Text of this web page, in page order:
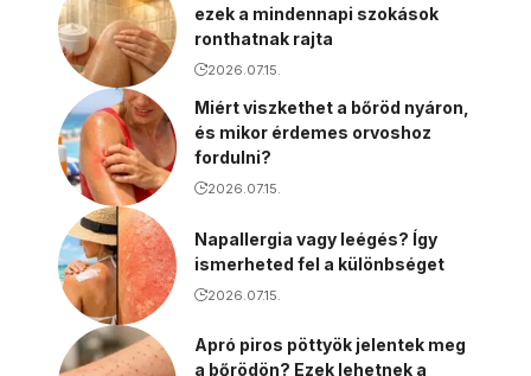
ezek a mindennapi szokások
ronthatnak rajta
2026.07.15.
Miért viszkethet a bőröd nyáron,
és mikor érdemes orvoshoz
fordulni?
2026.07.15.
Napallergia vagy leégés? Így
ismerheted fel a különbséget
2026.07.15.
Apró piros pöttyök jelentek meg
a bőrödön? Ezek lehetnek a